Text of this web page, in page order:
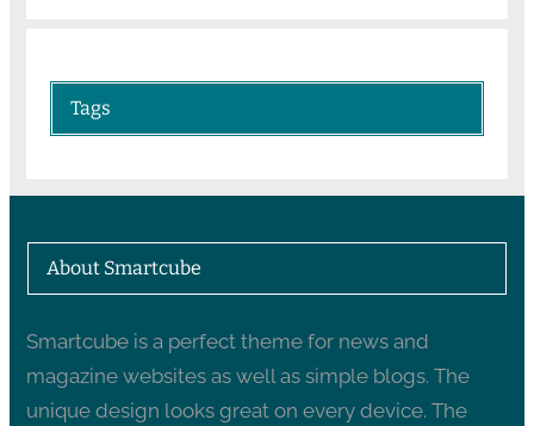
Tags
About Smartcube
Smartcube is a perfect theme for news and
magazine websites as well as simple blogs. The
unique design looks great on every device. The